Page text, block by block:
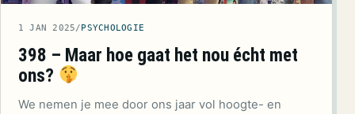
1 JAN 2025/PSYCHOLOGIE
398 – Maar hoe gaat het nou écht met
ons?
We nemen je mee door ons jaar vol hoogte- en